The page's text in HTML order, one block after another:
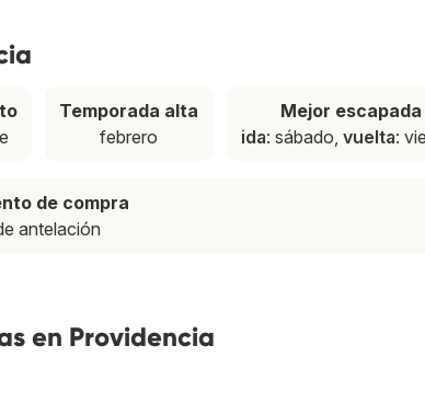
Temporada alta
febrero
Mejor escapada
ida: sábado, vuelta:
de compra
antelación
en Providencia